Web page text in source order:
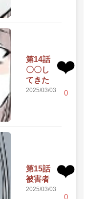
第14話
〇〇し
てきた
2025/03/03
❤️
0
第15話
被害者
2025/03/03
❤️
0